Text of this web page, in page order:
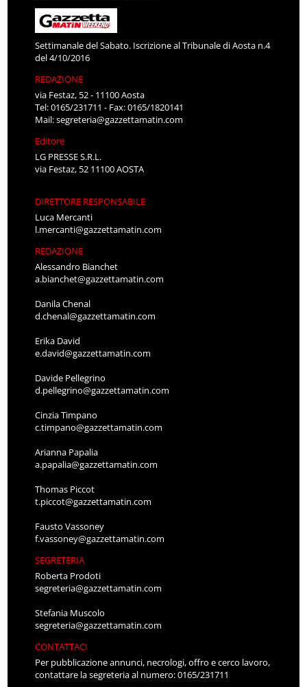
Settimanale del Sabato. Iscrizione al Tribunale di Aosta n.4
del 4/10/2016
REDAZIONE
via Festaz, 52 - 11100 Aosta
Tel: 0165/231711 - Fax: 0165/1820141
Mail:segreteria@gazzettamatin.com
Editore
LG PRESSE S.R.L.
via Festaz, 52 11100 AOSTA
DIRETTORE RESPONSABILE
Luca Mercanti
l.mercanti@gazzettamatin.com
REDAZIONE
Alessandro Bianchet
a.bianchet@gazzettamatin.com
Danila Chenal
d.chenal@gazzettamatin.com
Erika David
e.david@gazzettamatin.com
Davide Pellegrino
d.pellegrino@gazzettamatin.com
Cinzia Timpano
c.timpano@gazzettamatin.com
Arianna Papalia
a.papalia@gazzettamatin.com
Thomas Piccot
t.piccot@gazzettamatin.com
Fausto Vassoney
f.vassoney@gazzettamatin.com
SEGRETERIA
Roberta Prodoti
segreteria@gazzettamatin.com
Stefania Muscolo
segreteria@gazzettamatin.com
CONTATTACI
Per pubblicazione annunci, necrologi, offro e cerco lavoro,
contattare la segreteria al numero: 0165/231711